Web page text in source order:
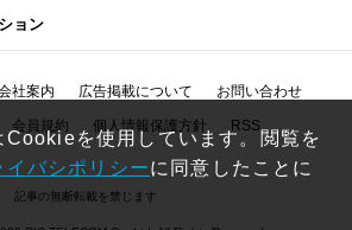
ョン
社案内 広告掲載について お問い合わせ
会員規約 個人情報保護方針 RSS
記事の無断転載を禁じます
Cookieを使用しています。閲覧を
イバシポリシーに同意したことに